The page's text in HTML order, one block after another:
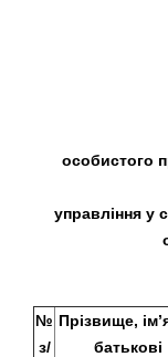
особистого
управління у
№
з/
Прізвище,
батькові